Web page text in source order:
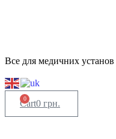
Все для медичних установ
0 грн.
0
Cart